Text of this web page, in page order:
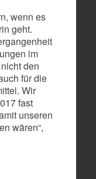
wenn es
geht.
im
den
für die
Wir
fast
unseren
wären“,